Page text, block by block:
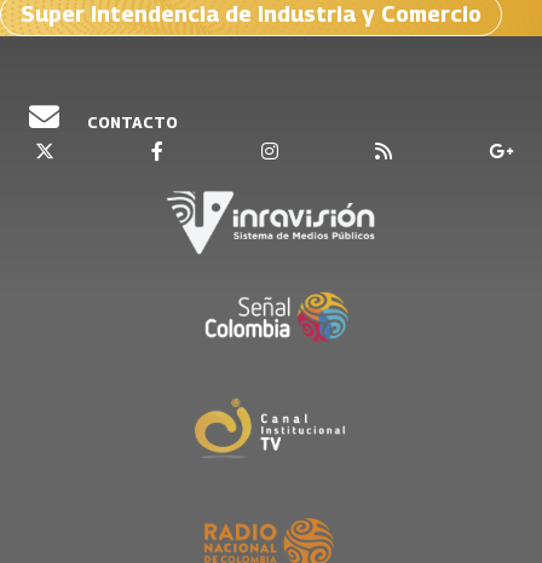
Super Intendencia de Industria y Comercio
CONTACTO